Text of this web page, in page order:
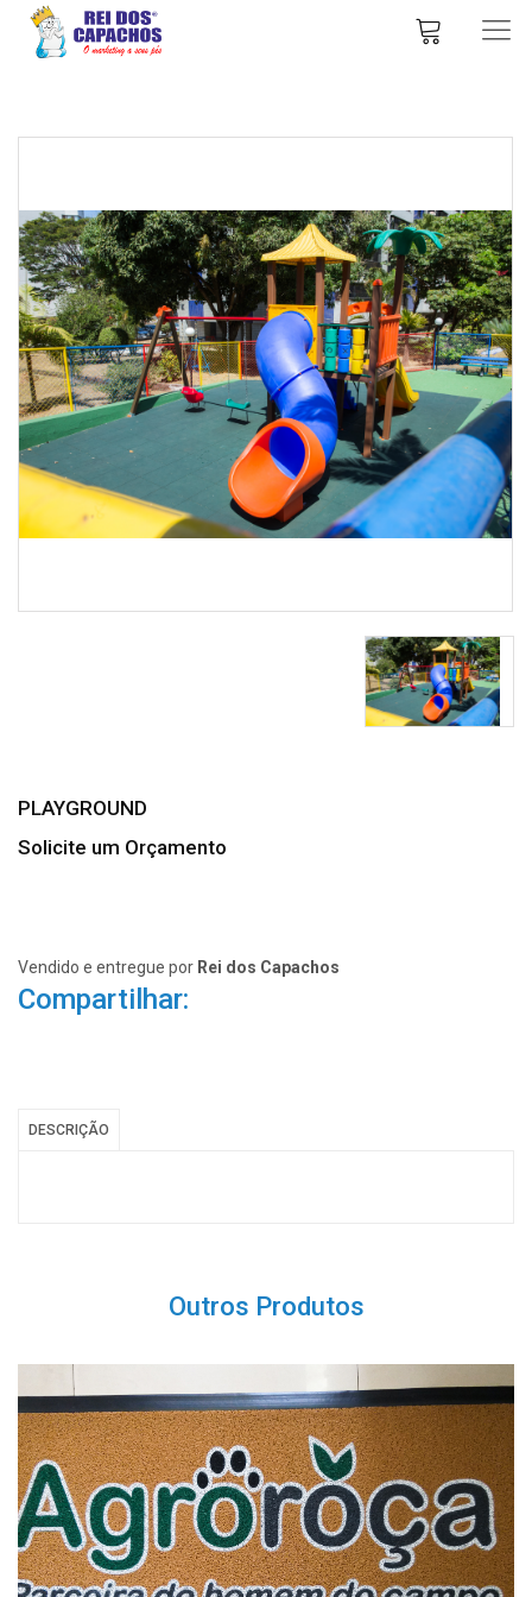
PLAYGROUND
Solicite um Orçamento
Vendido e entregue por Rei dos Capachos
Compartilhar:
DESCRIÇÃO
Outros Produtos